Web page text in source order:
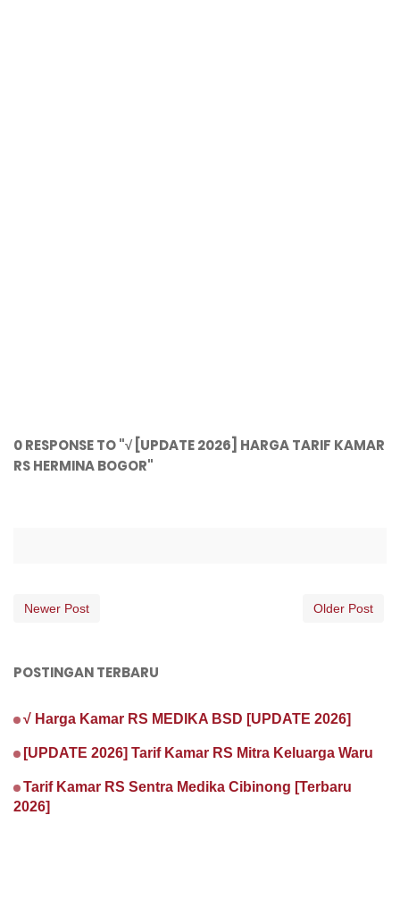
0 RESPONSE TO "√ [UPDATE 2026] HARGA TARIF KAMAR
RS HERMINA BOGOR"
Newer Post Older Post
POSTINGAN TERBARU
√ Harga Kamar RS MEDIKA BSD [UPDATE 2026]
[UPDATE 2026] Tarif Kamar RS Mitra Keluarga Waru
Tarif Kamar RS Sentra Medika Cibinong [Terbaru
2026]